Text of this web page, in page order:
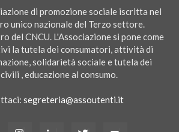
di promozione sociale iscritta nel
unico nazionale del Terzo settore.
del CNCU. L'Associazione si pone come
la tutela dei consumatori, attività di
solidarietà sociale e tutela dei
, educazione al consumo.
segreteria@assoutenti.it